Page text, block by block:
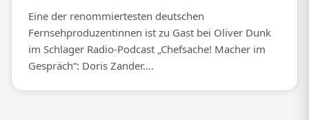
Eine der renommiertesten deutschen
Fernsehproduzentinnen ist zu Gast bei Oliver Dunk
im Schlager Radio-Podcast „Chefsache! Macher im
Gespräch“: Doris Zander....